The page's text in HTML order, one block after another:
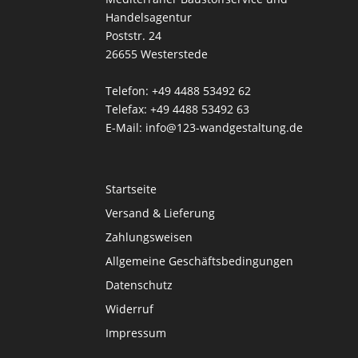
Handelsagentur
Poststr. 24
26655 Westerstede
Telefon: +49 4488 53492 62
Telefax: +49 4488 53492 63
E-Mail: info@123-wandgestaltung.de
Startseite
Versand & Lieferung
Zahlungsweisen
Allgemeine Geschäftsbedingungen
Datenschutz
Widerruf
Impressum